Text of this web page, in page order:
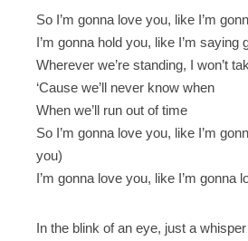
So I’m gonna love you, like I’m
I’m gonna hold you, like I’m saying
Wherever we’re standing, I won’t
‘Cause we’ll never know when
When we’ll run out of time
So I’m gonna love you, like I’m
you)
I’m gonna love you, like I’m gonna
In the blink of an eye, just a